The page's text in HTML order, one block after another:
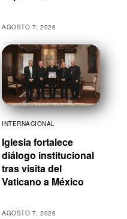
AGOSTO 7, 2026
INTERNACIONAL
Iglesia fortalece
diálogo institucional
tras visita del
Vaticano a México
AGOSTO 7, 2026